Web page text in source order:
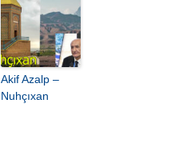
Akif Azalp –
Nuhçıxan